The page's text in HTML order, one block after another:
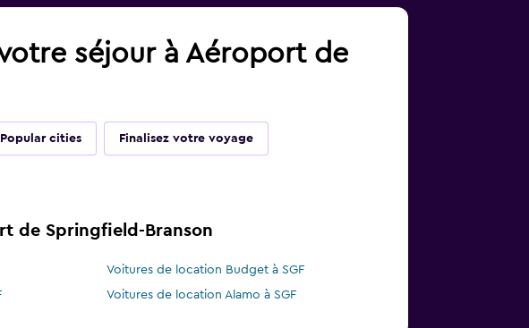
séjour à Aéroport de
Popular cities Finalisez votre voyage
de Springfield-Branson
Voitures de location Budget à SGF
Voitures de location Alamo à SGF